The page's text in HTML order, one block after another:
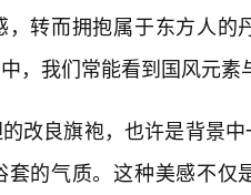
转而拥抱属于东方人的
，我们常能看到国风元素
改良旗袍，也许是背景
的气质。这种美感不仅